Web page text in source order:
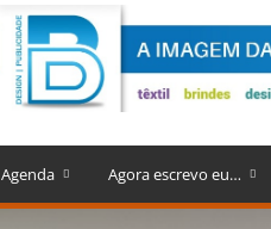
Agenda Agora escrevo eu…